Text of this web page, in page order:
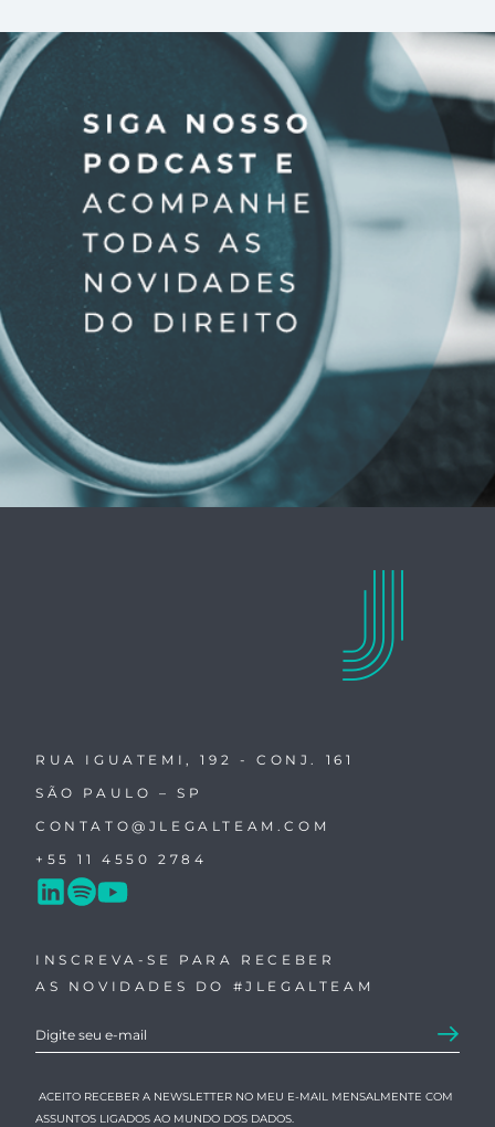
RUA IGUATEMI, 192 - CONJ. 161
SÃO PAULO – SP
CONTATO@JLEGALTEAM.COM
+55 11 4550 2784
INSCREVA-SE PARA RECEBER
AS NOVIDADES DO #JLEGALTEAM
ACEITO RECEBER A NEWSLETTER NO MEU E-MAIL MENSALMENTE COM
ASSUNTOS LIGADOS AO MUNDO DOS DADOS.